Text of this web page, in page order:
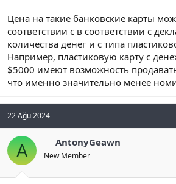
Цена на такие банковские карты
соответствии с в соответствии с
количества денег и с типа
Например, пластиковую карту с
$5000 имеют возможность
что именно значительно менее
22 Ağu 2024
A AntonyGeawn
New Member